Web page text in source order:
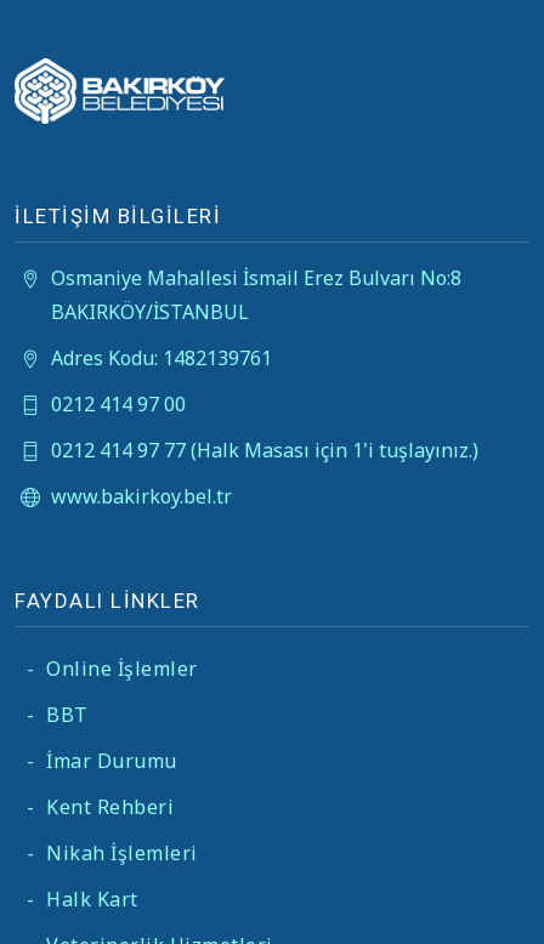
İLETİŞİM BİLGİLERİ
Osmaniye Mahallesi İsmail Erez Bulvarı No:8
BAKIRKÖY/İSTANBUL
Adres Kodu: 1482139761
0212 414 97 00
0212 414 97 77 (Halk Masası için 1'i tuşlayınız.)
www.bakirkoy.bel.tr
FAYDALI LİNKLER
- Online İşlemler
- BBT
- İmar Durumu
- Kent Rehberi
- Nikah İşlemleri
- Halk Kart